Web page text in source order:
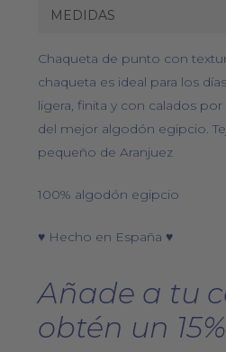
MEDIDAS
Chaqueta de punto con
chaqueta es ideal para los
ligera, finita y con calados
del mejor algodón egipcio.
pequeño de Aranjuez
100% algodón egipcio
♥ Hecho en España ♥
Añade a tu
obtén un 15%